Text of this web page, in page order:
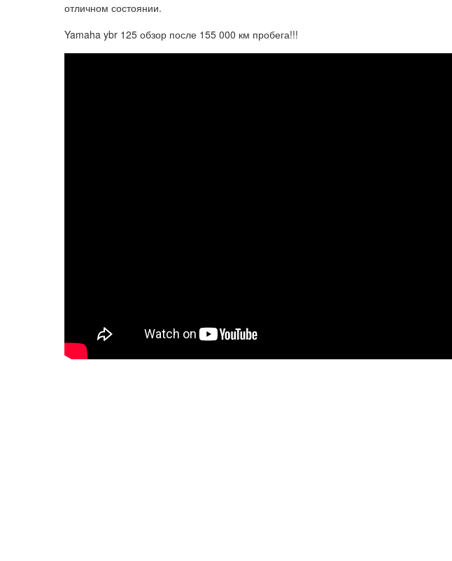
отличном состоянии.
Yamaha ybr 125 обзор после 155 000 км пробега!!!